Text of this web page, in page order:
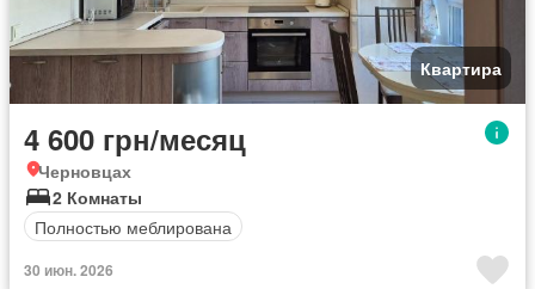
Квартира
4 600 грн/месяц
Черновцах
2 Комнаты
Полностью меблирована
30 июн. 2026